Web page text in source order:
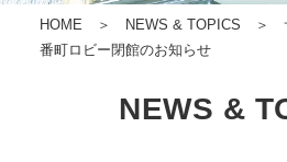
HOME ＞ NEWS & TOPICS ＞ サ
番町ロビー閉館のお知らせ
NEWS &